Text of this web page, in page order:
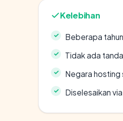
Kelebihan
Beberapa
Tidak ada
Negara hosting
Diselesaikan